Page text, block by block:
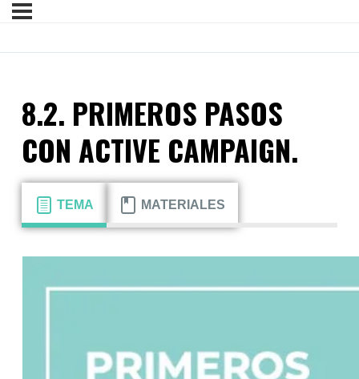
8.2. PRIMEROS PASOS
CON ACTIVE CAMPAIGN.
TEMA MATERIALES